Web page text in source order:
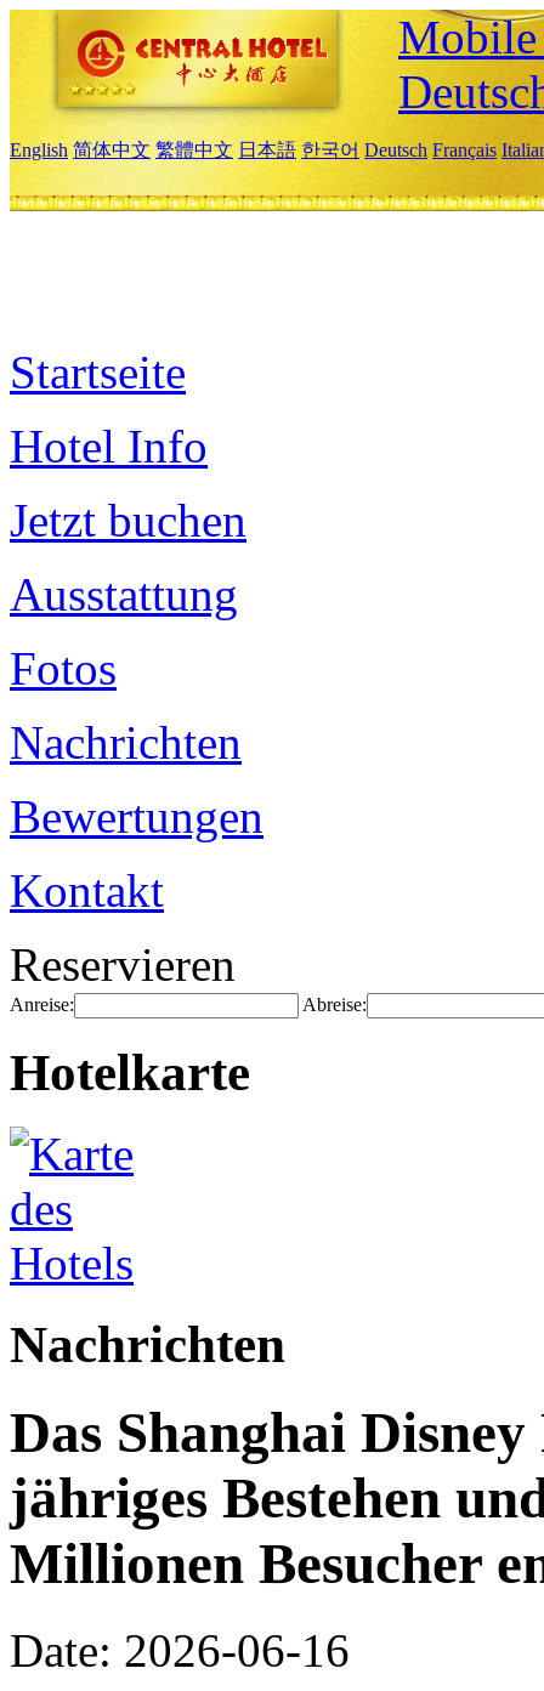
English 简体中文 繁體中文 日本語 한국어 Deutsch Français
Startseite
Hotel Info
Jetzt buchen
Ausstattung
Fotos
Nachrichten
Bewertungen
Kontakt
Reservieren
Anreise: Abreise:
Hotelkarte
Nachrichten
Das Shanghai
jähriges Bestehen
Millionen Besucher
Date: 2026-06-16